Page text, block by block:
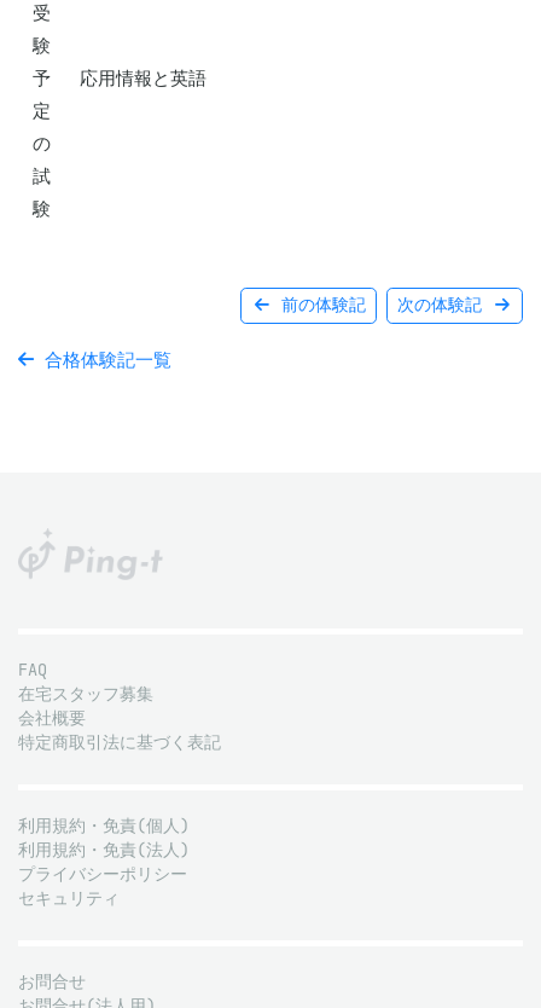
受
験
予
定
の
試
験
応用情報と英語
前の体験記 次の体験記
合格体験記一覧
FAQ
在宅スタッフ募集
会社概要
特定商取引法に基づく表記
利用規約・免責(個人)
利用規約・免責(法人)
プライバシーポリシー
セキュリティ
お問合せ